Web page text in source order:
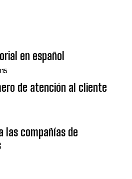
en español
de atención al cliente
las compañías de